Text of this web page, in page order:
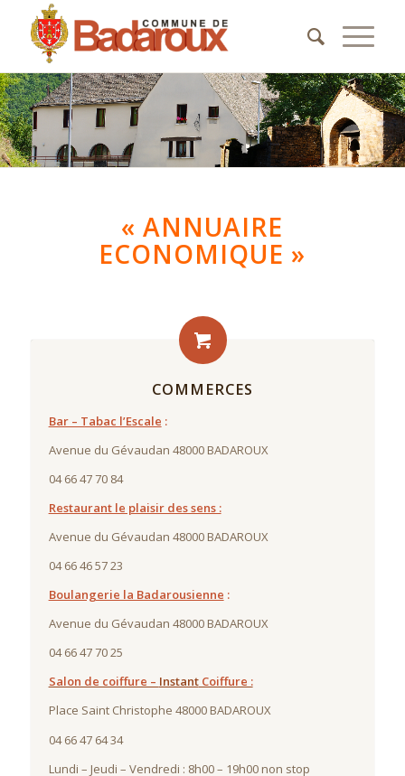
« ANNUAIRE
ECONOMIQUE »
COMMERCES
Bar – Tabac l’Escale :
Avenue du Gévaudan 48000 BADAROUX
04 66 47 70 84
Restaurant le plaisir des sens :
Avenue du Gévaudan 48000 BADAROUX
04 66 46 57 23
Boulangerie la Badarousienne :
Avenue du Gévaudan 48000 BADAROUX
04 66 47 70 25
Salon de coiffure – InstantCoiffure :
Place Saint Christophe 48000 BADAROUX
04 66 47 64 34
Lundi – Jeudi – Vendredi : 8h00 – 19h00 non stop